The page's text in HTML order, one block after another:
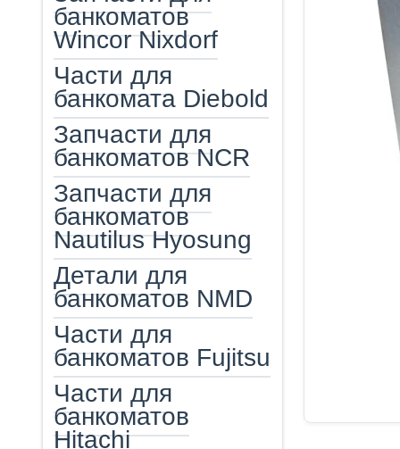
банкоматов
Wincor Nixdorf
Части для
банкомата Diebold
Запчасти для
банкоматов NCR
Запчасти для
банкоматов
Nautilus Hyosung
Детали для
банкоматов NMD
Части для
банкоматов Fujitsu
Части для
банкоматов
Hitachi